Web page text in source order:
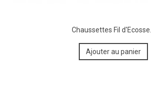
Chaussettes Fil d'Ecosse...
Ajouter au panier